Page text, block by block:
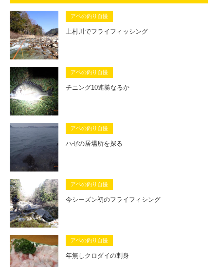
アベの釣り自慢
上村川でフライフィッシング
アベの釣り自慢
チニング10連勝なるか
アベの釣り自慢
ハゼの居場所を探る
アベの釣り自慢
今シーズン初のフライフィシング
アベの釣り自慢
年無しクロダイの刺身